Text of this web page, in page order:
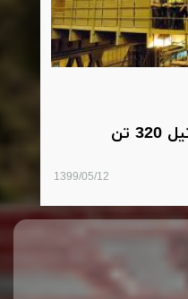
تن
1399/05/12